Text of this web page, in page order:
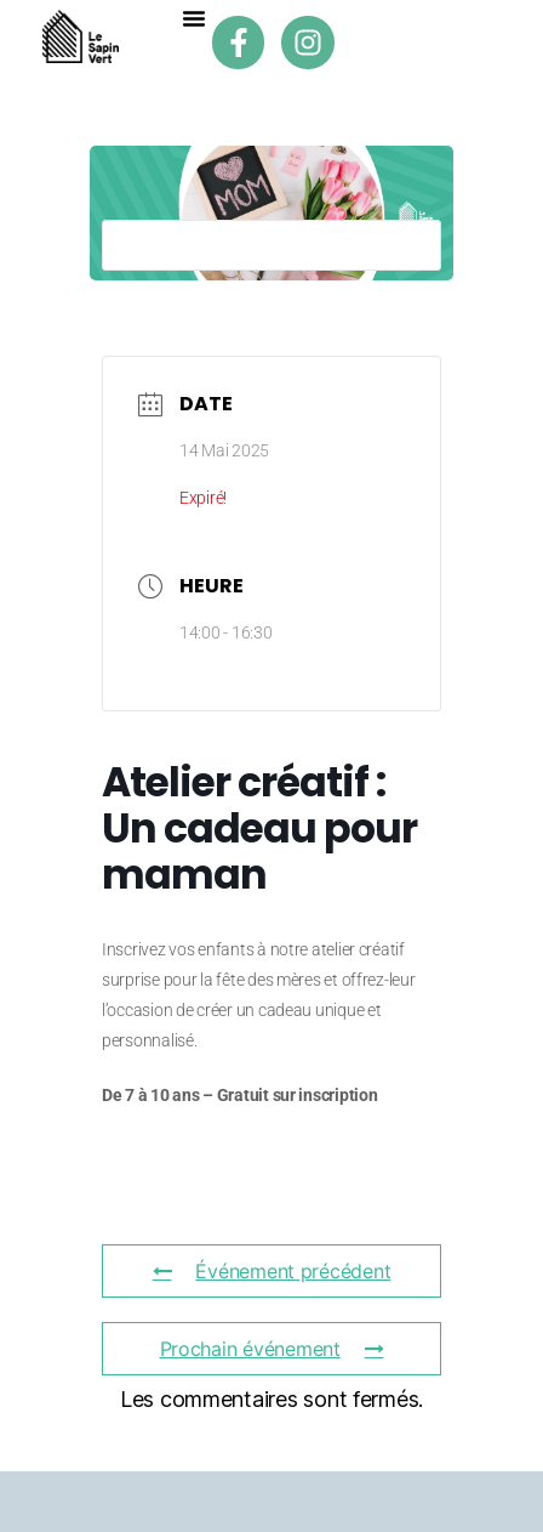
DATE
14 Mai 2025
Expiré!
HEURE
14:00 - 16:30
Atelier créatif :
Un cadeau pour
maman
Inscrivez vos enfants à notre atelier créatif
surprise pour la fête des mères et offrez-leur
l’occasion de créer un cadeau unique et
personnalisé.
De 7 à 10 ans – Gratuit sur inscription
Événement précédent
Prochain événement
Les commentaires sont fermés.